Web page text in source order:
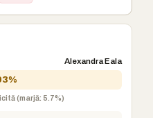
Alexandra Eala
(marjă: 5.7%)